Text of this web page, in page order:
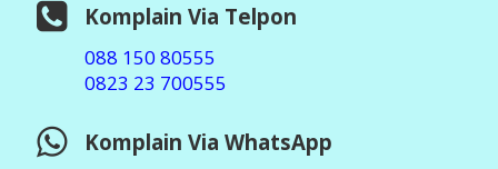
Komplain Via Telpon
088 150 80555
0823 23 700555
Komplain Via WhatsApp